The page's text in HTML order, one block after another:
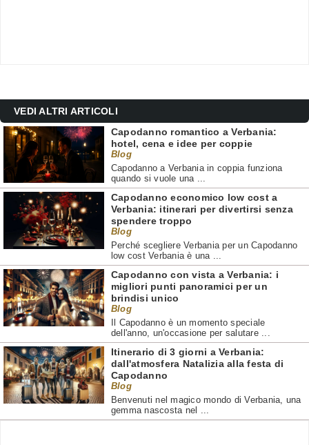
VEDI ALTRI ARTICOLI
Capodanno romantico a Verbania:
hotel, cena e idee per coppie
Blog
Capodanno a Verbania in coppia funziona
quando si vuole una ...
Capodanno economico low cost a
Verbania: itinerari per divertirsi senza
spendere troppo
Blog
Perché scegliere Verbania per un Capodanno
low cost Verbania è una ...
Capodanno con vista a Verbania: i
migliori punti panoramici per un
brindisi unico
Blog
Il Capodanno è un momento speciale
dell'anno, un'occasione per salutare ...
Itinerario di 3 giorni a Verbania:
dall'atmosfera Natalizia alla festa di
Capodanno
Blog
Benvenuti nel magico mondo di Verbania, una
gemma nascosta nel ...